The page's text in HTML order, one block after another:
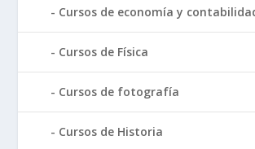
Cursos de economía y
Cursos de Física
Cursos de fotografía
Cursos de Historia